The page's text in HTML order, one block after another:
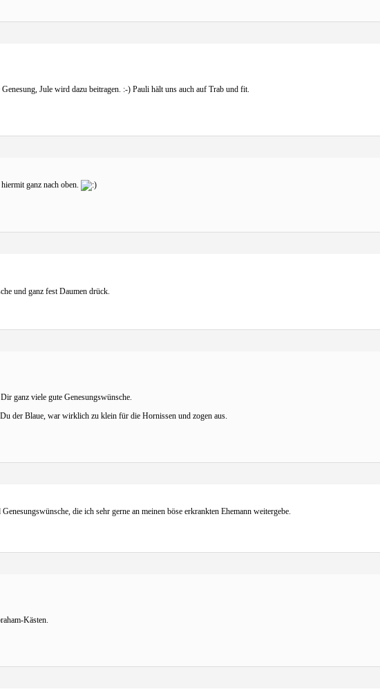
Jule wird dazu beitragen. :-) Pauli hält uns auch auf Trab und fit.
ganz nach oben.
und ganz fest Daumen drück.
ganz viele gute Genesungswünsche.
der Blaue, war wirklich zu klein für die Hornissen und zogen aus.
die ich sehr gerne an meinen böse erkrankten Ehemann weitergebe.
Kästen.